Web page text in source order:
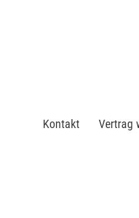
Kontakt Vertrag